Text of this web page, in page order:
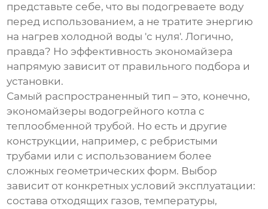
представьте себе, что вы подогреваете воду
перед использованием, а не тратите энергию
на нагрев холодной воды 'с нуля'. Логично,
правда? Но эффективностьэкономайзера
напрямую зависит от правильного подбора и
установки.
Самый распространенный тип – это, конечно,
экономайзеры водогрейного котла с
теплообменной трубой. Но есть и другие
конструкции, например, с ребристыми
трубами или с использованием более
сложных геометрических форм. Выбор
зависит от конкретных условий эксплуатации:
состава отходящих газов, температуры,